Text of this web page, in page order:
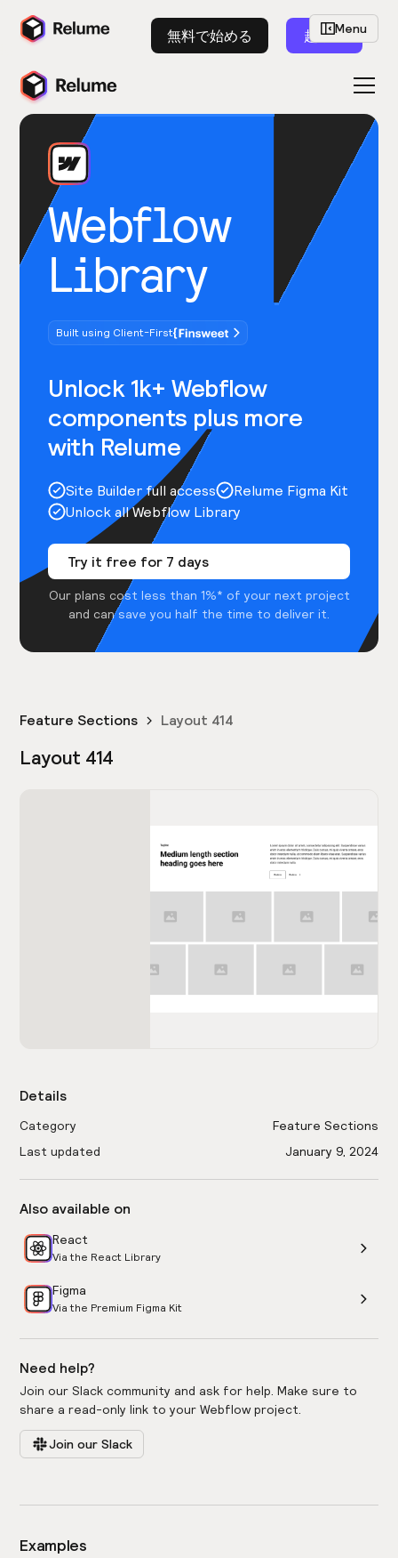
無料で始める 起動
Webflow
Library
Built using Client-First
Unlock 1k+ Webflow
components plus more
with Relume
Site Builder full access
Relume Figma Kit
Unlock all Webflow Library
Try it free for 7 days
Our plans cost less than 1%* of your next project
and can save you half the time to deliver it.
Menu
Feature Sections Layout 414
Layout 414
Details
Category
Feature Sections
Last updated
January 9, 2024
Also available on
React
Via the React Library
Figma
Via the Premium Figma Kit
Need help?
Join our Slack community and ask for help. Make sure to
share a read-only link to your Webflow project.
Join our Slack
Examples